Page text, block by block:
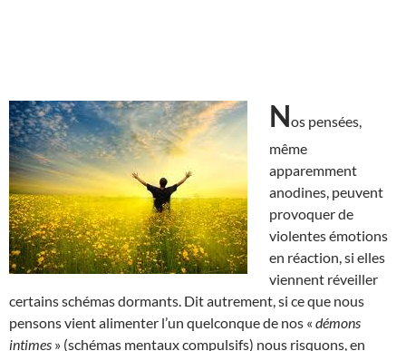
Nos pensées,
même
apparemment
anodines, peuvent
provoquer de
violentes émotions
en réaction, si elles
viennent réveiller
certains schémas dormants. Dit autrement, si ce que nous
pensons vient alimenter l’un quelconque de nos « démons
intimes » (schémas mentaux compulsifs) nous risquons, en